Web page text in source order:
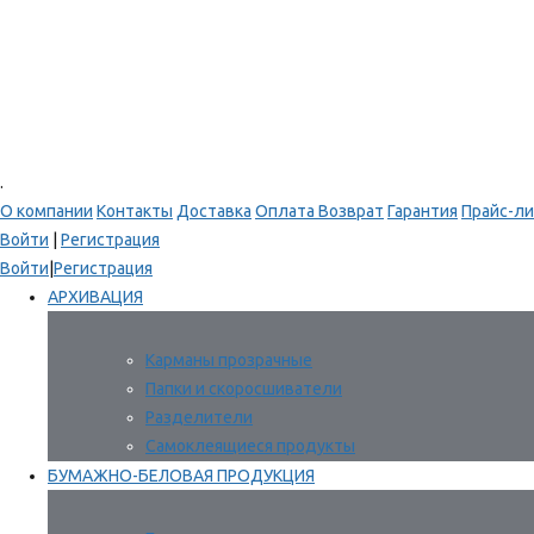
.
О компании Контакты Доставка Оплата Возврат Гарантия Прайс-
Войти
Регистрация
Войти Регистрация
АРХИВАЦИЯ
Карманы прозрачные
Папки и скоросшиватели
Разделители
Самоклеящиеся продукты
БУМАЖНО-БЕЛОВАЯ ПРОДУКЦИЯ